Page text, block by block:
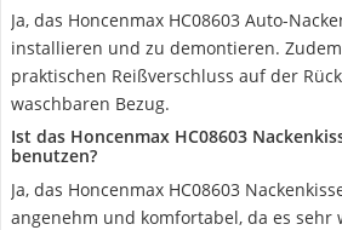
Ja, das Honcenmax HC08603 Auto-
installieren und zu demontieren.
praktischen Reißverschluss auf der
waschbaren Bezug.
Ist das Honcenmax HC08603
benutzen?
Ja, das Honcenmax HC08603
angenehm und komfortabel, da es sehr